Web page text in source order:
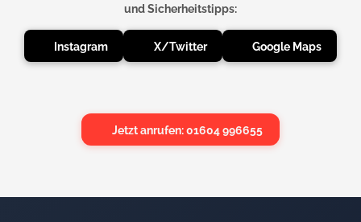
und Sicherheitstipps:
Instagram X/Twitter Google Maps
Jetzt anrufen: 01604 996655